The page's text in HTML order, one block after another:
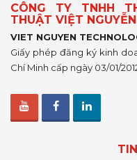
CÔNG TY TNHH
THUẬT VIỆT NGUYỄN
VIET NGUYEN
Giấy phép đăng ký kinh
Chí Minh cấp ngày 03/01/